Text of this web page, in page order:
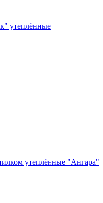
утеплённые
утеплённые "Ангара"